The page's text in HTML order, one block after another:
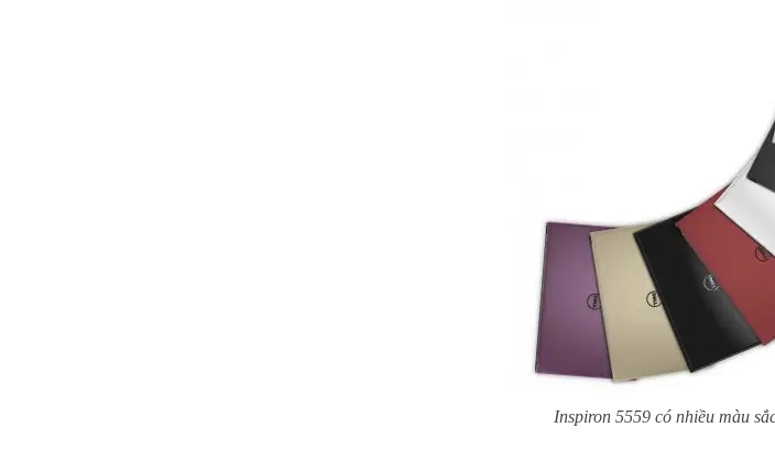
Inspiron 5559 có nhiều màu